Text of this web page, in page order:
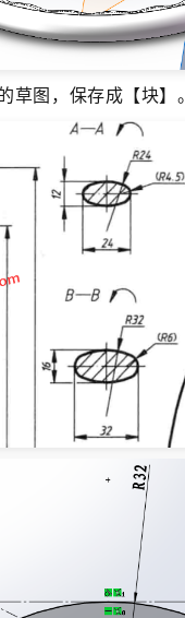
草图，保存成【块】。